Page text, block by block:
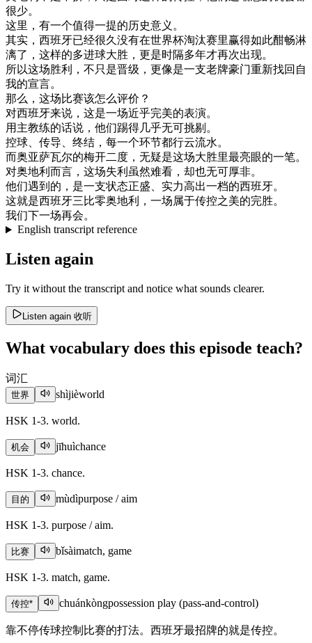
很少。
这里 ， 有一个值得一提的历史意义 。
其实 ， 西班牙已经很久没有在世界杯淘汰赛里赢得如此酣畅淋
漓了 ， 这样的多进球大胜 ， 更是时隔多年才再次出现。
所以这场胜利 ， 不只是晋级 ， 更像是一支老牌豪门重新找回 自
我的宣言。
那么 ， 这场比赛该怎么评价 ？
对西班牙来说 ， 这是一场近乎完美的表演。
用 主教练的话说 ， 他们踢得几乎无可挑剔 。
控球、 传导、 终结 ， 每一个环节都行云流水。
而奥亚萨瓦尔的梅开二度 ， 无疑是这场大胜里最亮眼的一笔。
对奥地利 而言 ， 这场失利 虽然难看 ， 却也无可厚非。
他们遇到 的 ， 是一支状态正盛、 实力高出一档的西班牙。
这就是西班牙三比零奥地利 ， 一场属于传控之美的完胜。
我们下一场再会。
English transcript reference
Listen again
Try it without the transcript and notice what sounds clearer.
Listen again 收听
What vocabulary does this episode teach?
词汇
世界 shìjièworld
HSK 1-3. world.
机会 jīhuìchance
HSK 1-3. chance.
目的 mùdìpurpose / aim
HSK 1-3. purpose / aim.
比赛 bǐsàimatch, game
HSK 1-3. match, game.
传控* chuánkòngpossession play (pass-and-control)
靠不停传球控制比赛的打法。西班牙最招牌的就是传控。